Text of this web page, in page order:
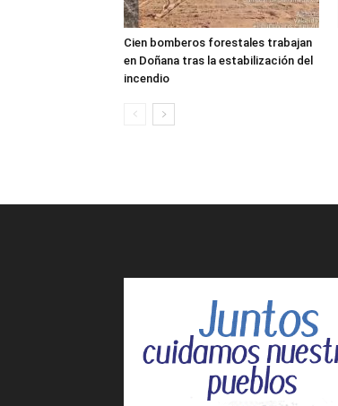
Cien bomberos forestales trabajan
en Doñana tras la estabilización del
incendio